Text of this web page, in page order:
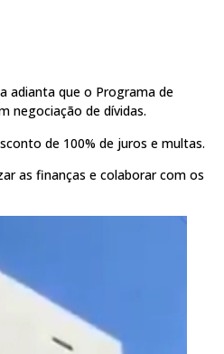
adianta que o Programa de
negociação de dívidas.
de 100% de juros e multas.
as finanças e colaborar com os